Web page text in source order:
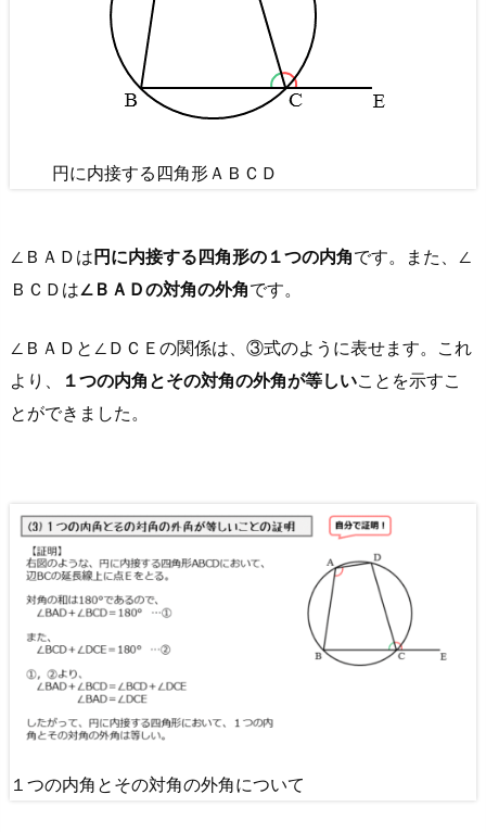
円に内接する四角形ＡＢＣＤ
∠ＢＡＤは円に内接する四角形の１つの内角です。また、∠
ＢＣＤは∠ＢＡＤの対角の外角です。
∠ＢＡＤと∠ＤＣＥの関係は、③式のように表せます。これ
より、
１つの内角とその対角の外角が等しいことを示すこ
とができました。
１つの内角とその対角の外角について